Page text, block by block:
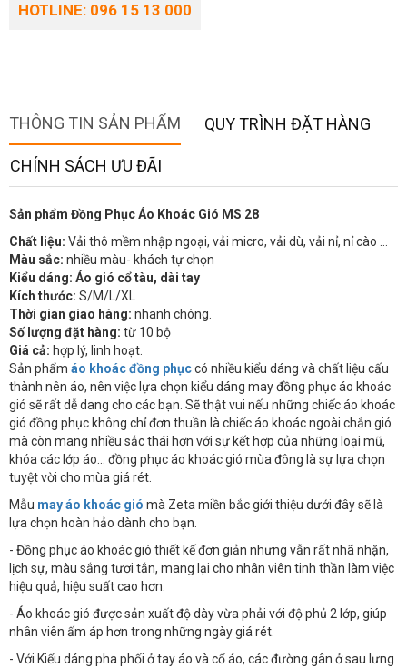
HOTLINE: 096 15 13 000
THÔNG TIN SẢN PHẨM QUY TRÌNH ĐẶT HÀNG
CHÍNH SÁCH ƯU ĐÃI
Sản phẩm Đồng Phục Áo Khoác Gió MS 28
Chất liệu: Vải thô mềm nhập ngoại, vải micro, vải dù, vải nỉ, nỉ cào …
Màu sắc: nhiều màu- khách tự chọn
Kiểu dáng: Áo gió cổ tàu, dài tay
Kích thước: S/M/L/XL
Thời gian giao hàng: nhanh chóng.
Số lượng đặt hàng: từ 10 bộ
Giá cả: hợp lý, linh hoạt.
Sản phẩm áo khoác đồng phụccó nhiều kiểu dáng và chất liệu cấu
thành nên áo, nên việc lựa chọn kiểu dáng may đồng phục áo khoác
gió sẽ rất dễ dang cho các bạn. Sẽ thật vui nếu những chiếc áo khoác
gió đồng phục không chỉ đơn thuần là chiếc áo khoác ngoài chắn gió
mà còn mang nhiều sắc thái hơn với sự kết hợp của những loại mũ,
khóa các lớp áo... đồng phục áo khoác gió mùa đông là sự lựa chọn
tuyệt vời cho mùa giá rét.
Mẫu may áo khoác gió mà Zeta miền bắc giới thiệu dưới đây sẽ là
lựa chọn hoàn hảo dành cho bạn.
- Đồng phục áo khoác gió thiết kế đơn giản nhưng vẫn rất nhã nhặn,
lịch sự, màu sắng tươi tắn, mang lại cho nhân viên tinh thần làm việc
hiệu quả, hiệu suất cao hơn.
- Áo khoác gió được sản xuất độ dày vừa phải với độ phủ 2 lớp, giúp
nhân viên ấm áp hơn trong những ngày giá rét.
- Với Kiểu dáng pha phối ở tay áo và cổ áo, các đường gân ở sau lưng